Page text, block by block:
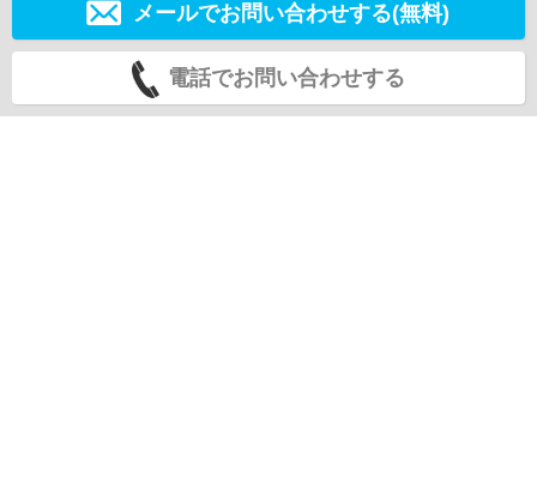
メールでお問い合わせする(無料)
電話でお問い合わせする